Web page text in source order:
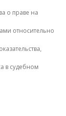
о праве на
относительно
в судебном